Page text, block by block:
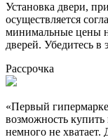
Установка двери,
осуществляется
минимальные цены
дверей. Убедитесь в
Рассрочка
«Первый
возможность
немного не хватает.